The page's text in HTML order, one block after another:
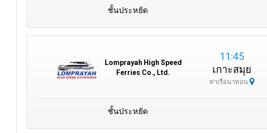
ชั้นประหยัด
Lomprayah High Speed
Ferries Co., Ltd.
11:45
เกาะสมุย
ท่าเรือนาทอน
ชั้นประหยัด